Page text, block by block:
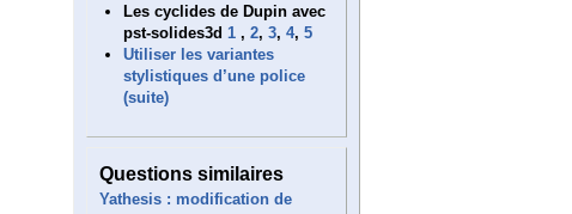
Les cyclides de Dupin avec
pst-solides3d 1 , 2, 3, 4, 5
Utiliser les variantes
stylistiques d’une police
(suite)
Questions similaires
Yathesis : modification de